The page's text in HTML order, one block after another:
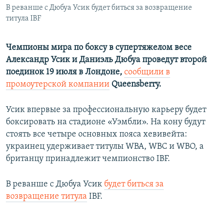
УКРАИНСКАЯ ПРОБЛЕМА КРЫМА
Все сайты RFE/RL
В реванше с Дюбуа Усик будет биться за возвращение
титула IBF
Чемпионы мира по боксу в супертяжелом весе
Александр Усик и Даниэль Дюбуа проведут второй
поединок 19 июля в Лондоне, сообщили в
промоутерской компании Queensberry.
Усик впервые за профессиональную карьеру будет
боксировать на стадионе «Уэмбли». На кону будут
стоять все четыре основных пояса хевивейта:
украинец удерживает титулы WBA, WBC и WBO, а
британцу принадлежит чемпионство IBF.
В реванше с Дюбуа Усик будет биться за
возвращение титула IBF.